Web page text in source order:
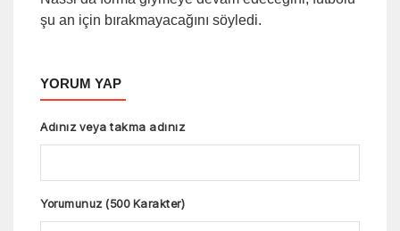
şu an için bırakmayacağını söyledi.
YORUM YAP
Adınız veya takma adınız
Yorumunuz (500 Karakter)